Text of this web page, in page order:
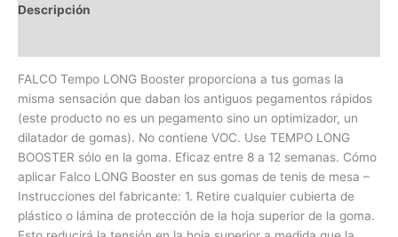
Descripción
FALCO Tempo LONG Booster proporciona a tus gomas la
misma sensación que daban los antiguos pegamentos rápidos
(este producto no es un pegamento sino un optimizador, un
dilatador de gomas). No contiene VOC. Use TEMPO LONG
BOOSTER sólo en la goma. Eficaz entre 8 a 12 semanas. Cómo
aplicar Falco LONG Booster en sus gomas de tenis de mesa –
Instrucciones del fabricante: 1. Retire cualquier cubierta de
plástico o lámina de protección de la hoja superior de la goma.